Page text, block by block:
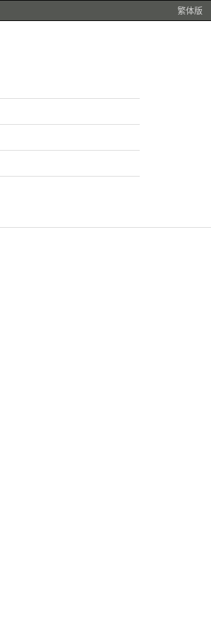
繁体版